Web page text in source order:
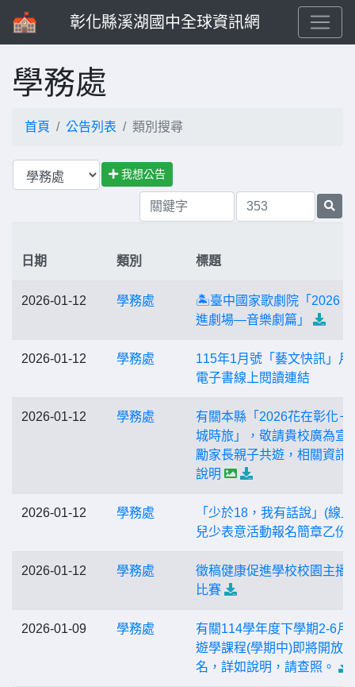
彰化縣溪湖國中全球資訊網
學務處
首頁 公告列表 類別搜尋
我想公告
日期 類別 標題
2026-01-12 學務處
🏝️臺中國家歌劇院「2026
進劇場—音樂劇篇」
2026-01-12 學務處
115年1月號「藝文快訊」月
電子書線上閱讀連結
2026-01-12 學務處
有關本縣「2026花在彰化－
城時旅」，敬請貴校廣為宣
勵家長親子共遊，相關資訊
說明
2026-01-12 學務處
「少於18，我有話說」(線
兒少表意活動報名簡章乙份
2026-01-12 學務處
徵稿健康促進學校校園主播
比賽
2026-01-09 學務處
有關114學年度下學期2-6月
遊學課程(學期中)即將開放報
名，詳如說明，請查照。